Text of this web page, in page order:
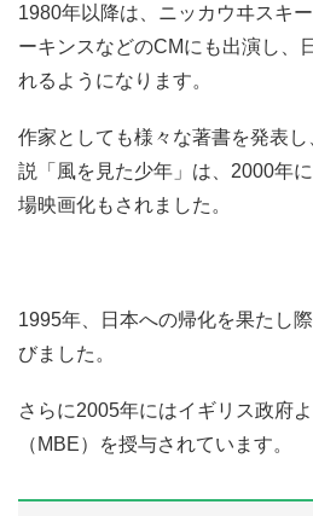
1980年以降は、ニッカウヰスキ
ーキンスなどのCMにも出演し、
れるようになります。
作家としても様々な著書を発表
説「風を見た少年」は、2000年
場映画化もされました。
1995年、日本への帰化を果たし
びました。
さらに2005年にはイギリス政府
（MBE）を授与されています。